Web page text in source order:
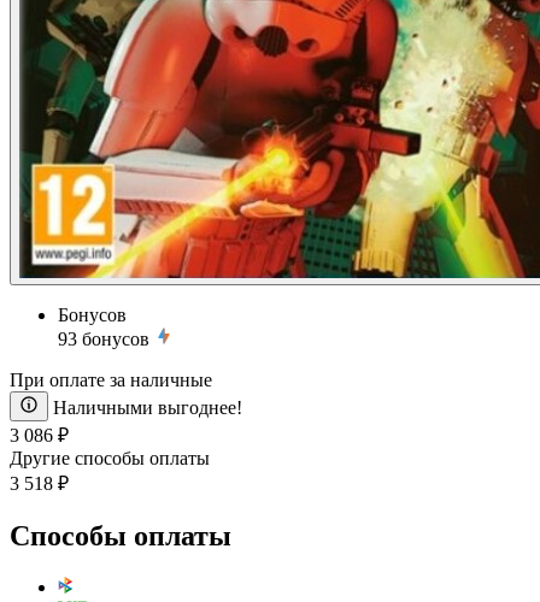
Бонусов
93 бонусов
При оплате за наличные
Наличными выгоднее!
3 086 ₽
Другие способы оплаты
3 518 ₽
Способы оплаты